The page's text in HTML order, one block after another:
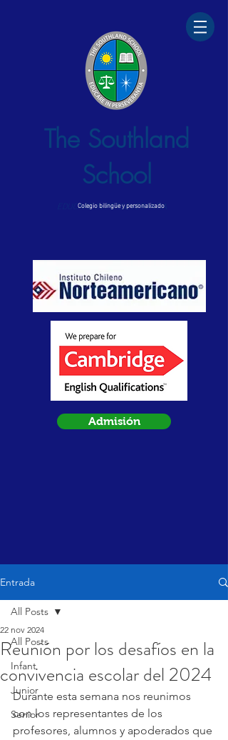
The Southland
School
EDUCARE IN PERSEVERANTIA
Colegio bilingüe y personalizado
Admisión
Entrada
All Posts
Infant
Junior
Senior
All Posts
Reunión por los desafíos en la
convivencia escolar del 2024
22 nov 2024
Durante esta semana nos reunimos
con los representantes de los
profesores, alumnos y apoderados que